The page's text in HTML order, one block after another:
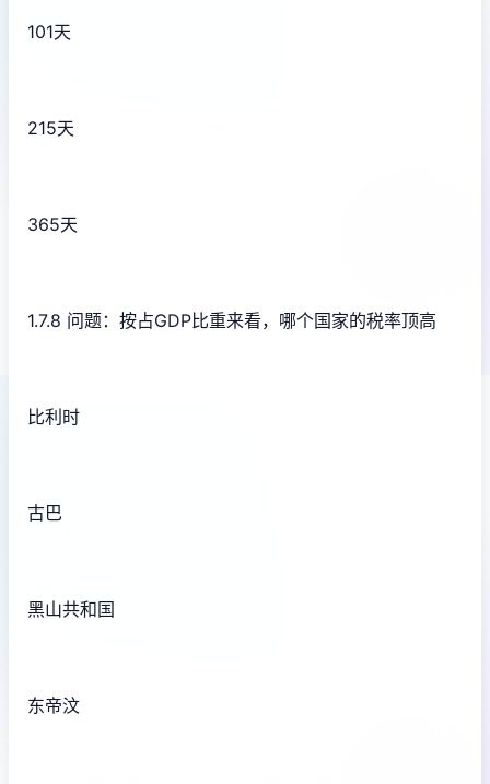
101天
215天
365天
1.7.8 问题：按占GDP比重来看，哪个国家的税率顶高
比利时
古巴
黑山共和国
东帝汶